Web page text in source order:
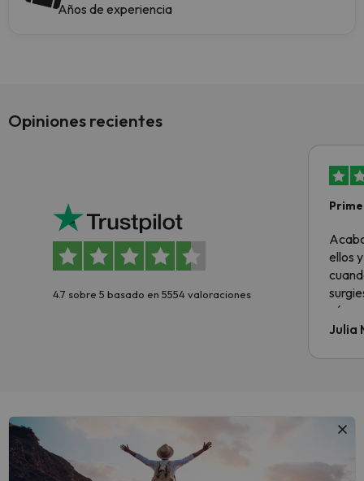
Años de experiencia
Opiniones recientes
4.7 sobre 5 basado en 5554 valoraciones
ellos
todo
Julia